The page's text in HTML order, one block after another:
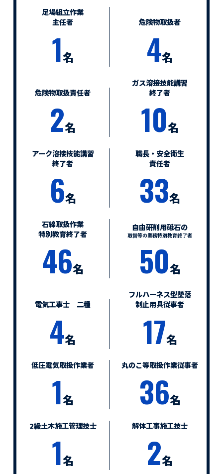
足場組立作業
主任者
1名
危険物取扱者
4名
危険物取扱責任者
2名
ガス溶接技能講習
終了者
10名
アーク溶接技能講習
終了者
6名
職長・安全衛生
責任者
33名
石綿取扱作業
特別教育終了者
46名
自由研削用砥石の
取替等の業務特別教育終了者
50名
電気工事士 二種
4名
フルハーネス型墜落
制止用具従事者
17名
低圧電気取扱作業者
1名
丸のこ等取扱作業従事者
36名
2級土木施工管理技士
1名
解体工事施工技士
2名